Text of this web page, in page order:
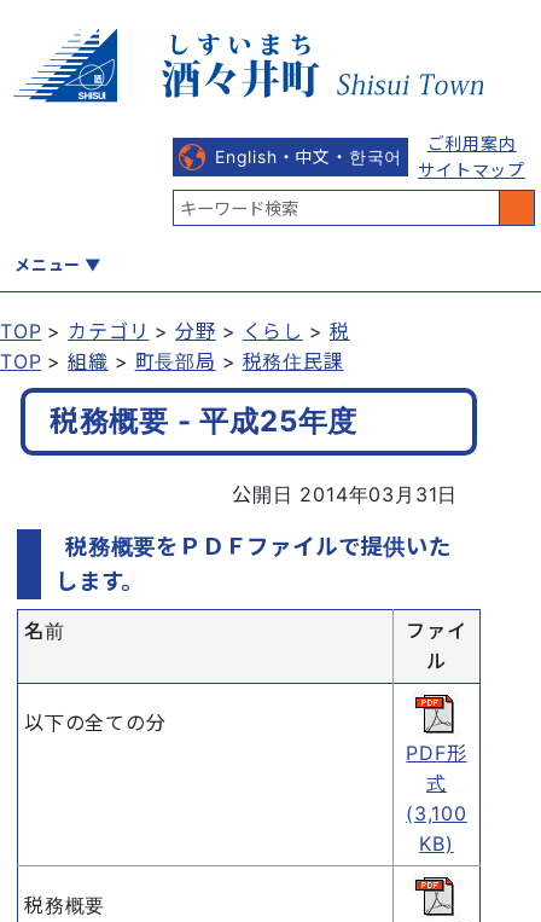
English・中文・한국어
ご利用案内
サイトマップ
メニュー
くらし 健康・福祉 教育・文化
TOP カテゴリ 分野 くらし
税
TOP
組織 町長部局 税務住民課
税務概要 - 平成25年度
公開日 2014年03月31日
税務概要をＰＤＦファイルで提供いた
します。
名前
ファイ
ル
以下の全ての分
PDF形
式
(3,100
KB)
税務概要